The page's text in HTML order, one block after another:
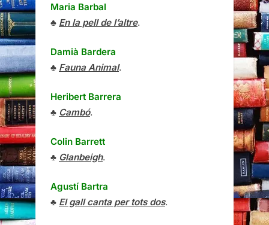
Maria Barbal
♣ En la pell de l’altre.
Damià Bardera
♣ Fauna Animal.
Heribert Barrera
♣ Cambó.
Colin Barrett
♣ Glanbeigh.
Agustí Bartra
♣ El gall canta per tots dos.